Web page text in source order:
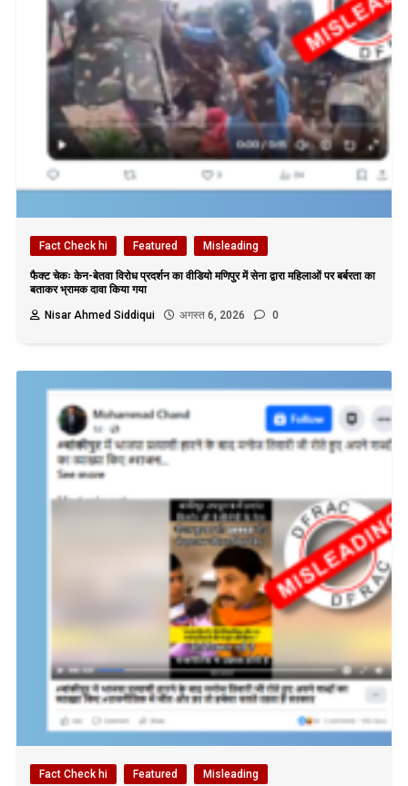
Fact Check hi Featured Misleading
फैक्ट चेकः केन-बेतवा विरोध प्रदर्शन का वीडियो मणिपुर में सेना द्वारा महिलाओं पर बर्बरता का
बताकर भ्रामक दावा किया गया
Nisar Ahmed Siddiqui
अगस्त 6, 2026 0
Fact Check hi Featured Misleading